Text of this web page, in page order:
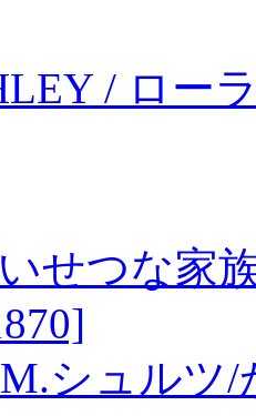
/ ロー
せつな家
シュルツ